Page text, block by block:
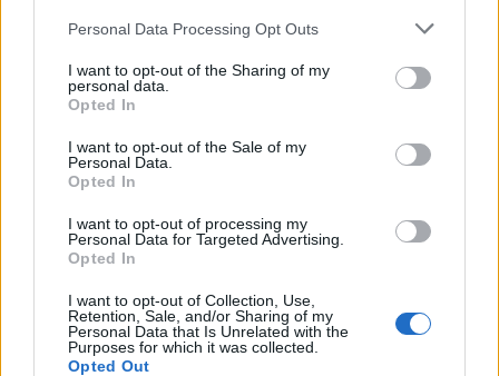
Please note that this website/app uses one or more Google
not limited to your visit or usage behaviour. You may click to
grant or deny consent to Google and its third-party tags to
use your data for below specified purposes in below Google
consent section.
Personal Data Processing Opt Outs
I want to opt-out of the Sharing of my
personal data.
Opted In
I want to opt-out of the Sale of my
Personal Data.
Opted In
I want to opt-out of processing my
Personal Data for Targeted Advertising.
Opted In
I want to opt-out of Collection, Use,
Retention, Sale, and/or Sharing of my
Personal Data that Is Unrelated with the
Purposes for which it was collected.
Opted Out
l’estate al cinema
Alessandro Tassinari · 5 Ago 2026
FUORI PORTA